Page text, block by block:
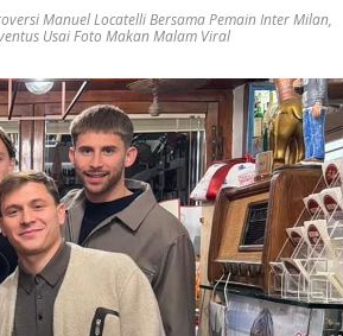
Manuel Locatelli Bersama Pemain Inter Milan,
Usai Foto Makan Malam Viral